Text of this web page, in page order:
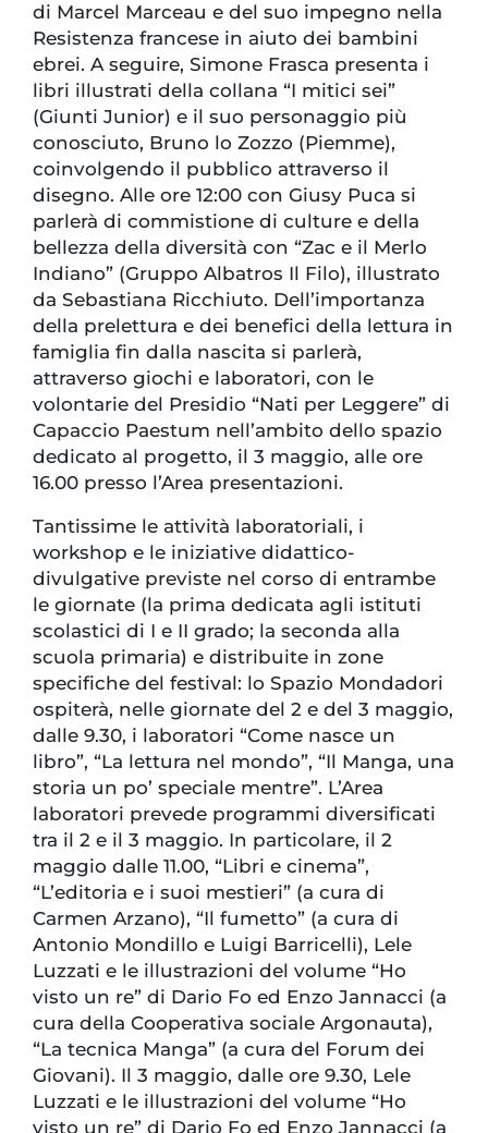
di Marcel Marceau e del suo impegno nella
Resistenza francese in aiuto dei bambini
ebrei. A seguire, Simone Frasca presenta i
libri illustrati della collana “I mitici sei”
(Giunti Junior) e il suo personaggio più
conosciuto, Bruno lo Zozzo (Piemme),
coinvolgendo il pubblico attraverso il
disegno. Alle ore 12:00 con Giusy Puca si
parlerà di commistione di culture e della
bellezza della diversità con “Zac e il Merlo
Indiano” (Gruppo Albatros Il Filo), illustrato
da Sebastiana Ricchiuto. Dell’importanza
della prelettura e dei benefici della lettura in
famiglia fin dalla nascita si parlerà,
attraverso giochi e laboratori, con le
volontarie del Presidio “Nati per Leggere” di
Capaccio Paestum nell’ambito dello spazio
dedicato al progetto, il 3 maggio, alle ore
16.00 presso l’Area presentazioni.
Tantissime le attività laboratoriali, i
workshop e le iniziative didattico-
divulgative previste nel corso di entrambe
le giornate (la prima dedicata agli istituti
scolastici di I e II grado; la seconda alla
scuola primaria) e distribuite in zone
specifiche del festival: lo Spazio Mondadori
ospiterà, nelle giornate del 2 e del 3 maggio,
dalle 9.30, i laboratori “Come nasce un
libro”, “La lettura nel mondo”, “Il Manga, una
storia un po’ speciale mentre”. L’Area
laboratori prevede programmi diversificati
tra il 2 e il 3 maggio. In particolare, il 2
maggio dalle 11.00, “Libri e cinema”,
“L’editoria e i suoi mestieri” (a cura di
Carmen Arzano), “Il fumetto” (a cura di
Antonio Mondillo e Luigi Barricelli), Lele
Luzzati e le illustrazioni del volume “Ho
visto un re” di Dario Fo ed Enzo Jannacci (a
cura della Cooperativa sociale Argonauta),
“La tecnica Manga” (a cura del Forum dei
Giovani). Il 3 maggio, dalle ore 9.30, Lele
Luzzati e le illustrazioni del volume “Ho
visto un re” di Dario Fo ed Enzo Jannacci (a